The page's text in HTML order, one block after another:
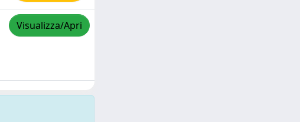
Visualizza/Apri